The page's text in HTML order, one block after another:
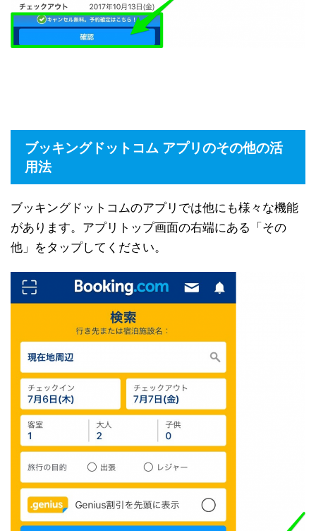
ブッキングドットコム アプリのその他の活
用法
ブッキングドットコムのアプリでは他にも様々な機能
があります。アプリトップ画面の右端にある「その
他」をタップしてください。